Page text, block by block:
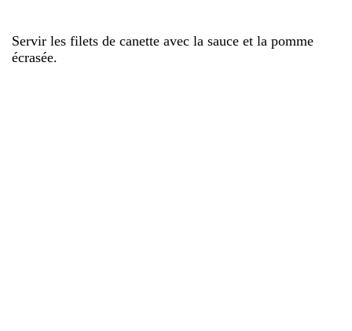
Servir les filets de canette avec la sauce et la pomme
écrasée.